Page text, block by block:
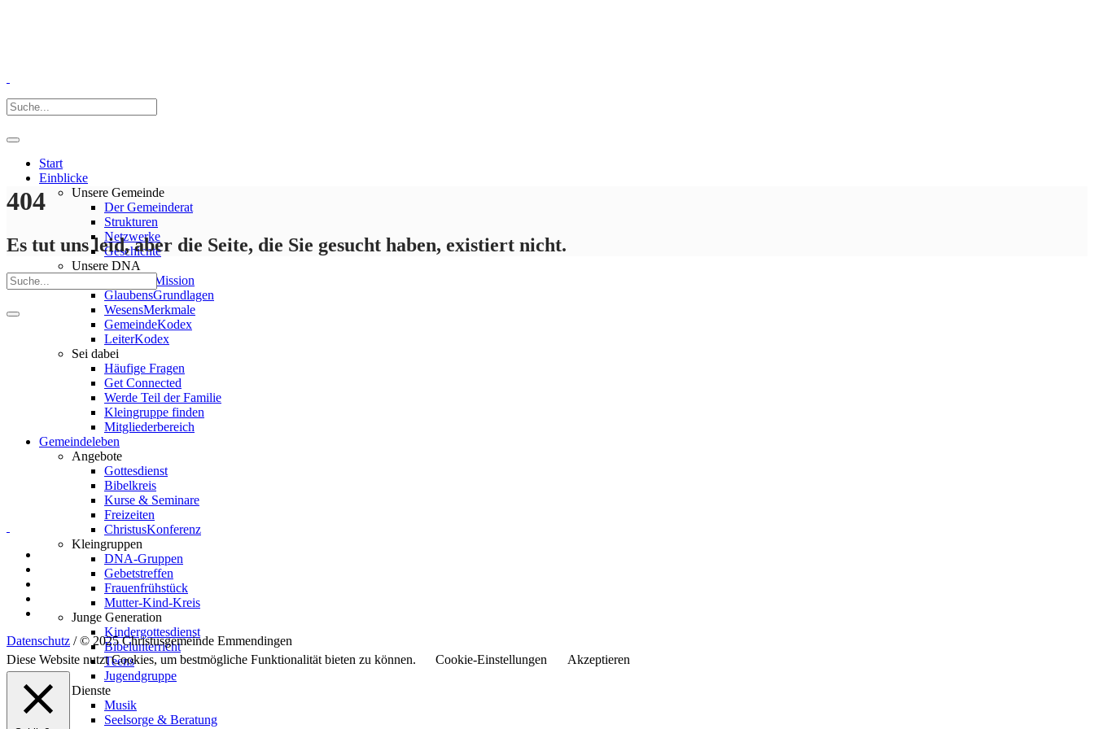
Start
Einblicke
Unsere Gemeinde
Der Gemeinderat
Strukturen
Netzwerke
Geschichte
Unsere DNA
Vision & Mission
GlaubensGrundlagen
WesensMerkmale
GemeindeKodex
LeiterKodex
Sei dabei
Häufige Fragen
Get Connected
Werde Teil der Familie
Kleingruppe finden
Mitgliederbereich
Gemeindeleben
Angebote
Gottesdienst
Bibelkreis
Kurse & Seminare
Freizeiten
ChristusKonferenz
Kleingruppen
DNA-Gruppen
Gebetstreffen
Frauenfrühstück
Mutter-Kind-Kreis
Junge Generation
Kindergottesdienst
Bibelunterricht
Teens
Jugendgruppe
Dienste
Musik
Seelsorge & Beratung
404
Es tut uns leid, aber die Seite, die Sie gesucht haben, existiert nicht.
Datenschutz / © 2025 Christusgemeinde Emmendingen
Diese Website nutzt Cookies, um bestmögliche Funktionalität bieten zu können.
Cookie-Einstellungen Akzeptieren